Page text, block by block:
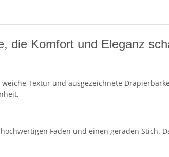
die Komfort und Eleganz
Textur und ausgezeichnete
Faden und einen geraden Stich.